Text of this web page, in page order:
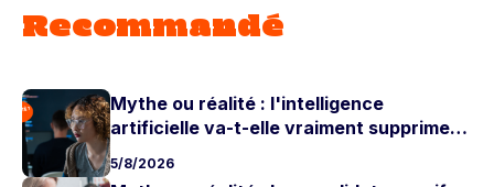
Recommandé
Mythe ou réalité : l'intelligence
artificielle va-t-elle vraiment supprimer
les postes juniors ?
5/8/2026